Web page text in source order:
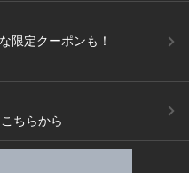
限定クーポンも！
ちらから